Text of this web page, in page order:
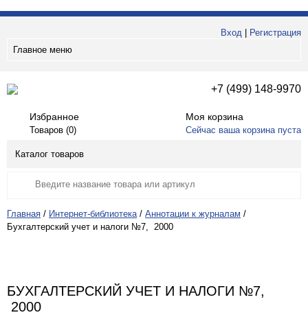
Вход
Регистрация
Главное меню
+7 (499) 148-9970
Избранное
Товаров (0)
Моя корзина
Сейчас ваша корзина пуста
Каталог товаров
Главная / Интернет-библиотека / Аннотации к журналам /
Бухгалтерский учет и налоги №7, 2000
БУХГАЛТЕРСКИЙ УЧЕТ И НАЛОГИ №7,
2000